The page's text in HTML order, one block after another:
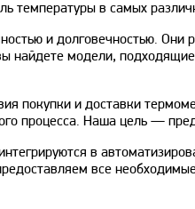
температуры в самых
и долговечностью.
найдете модели,
покупки и доставки
процесса. Наша цель —
в
все